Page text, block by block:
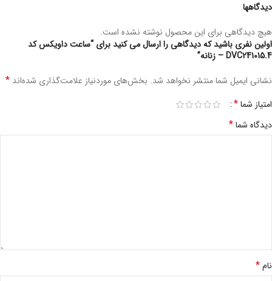
دیدگاهها
هیچ دیدگاهی برای این محصول نوشته نشده است.
اولین نفری باشید که دیدگاهی را ارسال می کنید برای “ساعت داویکس کد
DVC241015.4 – زنانه”
نشانی ایمیل شما منتشر نخواهد شد. بخش‌های موردنیاز علامت‌گذاری شده‌اند *
امتیاز شما*
دیدگاه شما*
نام*